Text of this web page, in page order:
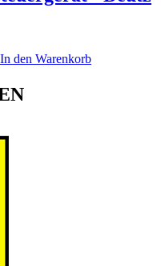
In den Warenkorb